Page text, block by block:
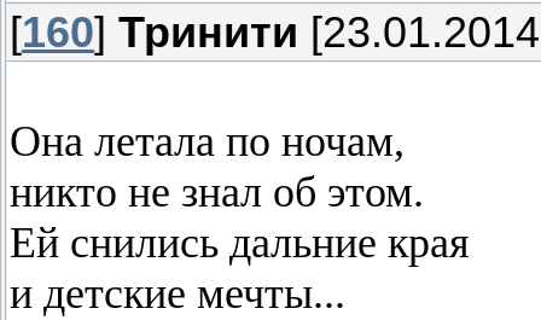
[160] Тринити
Она летала по ночам,
никто не знал об этом.
Ей снились дальние края
и детские мечты...